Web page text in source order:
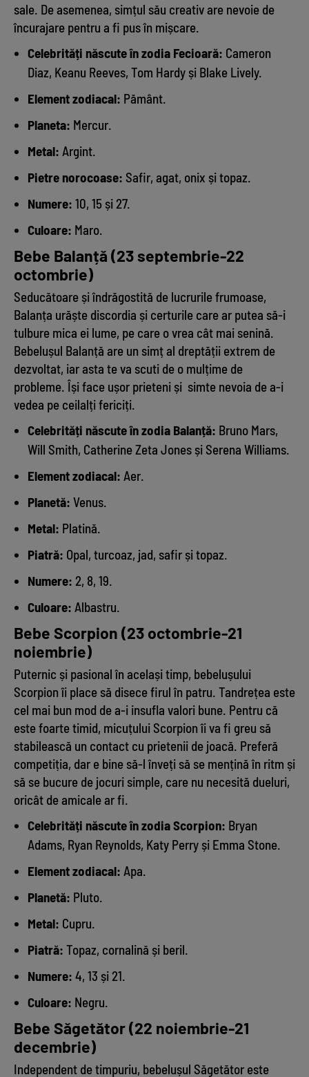
sale. De asemenea, simțul său creativ are nevoie de
încurajare pentru a fi pus în mișcare.
Celebrități născute în zodia Fecioară: Cameron
Diaz, Keanu Reeves, Tom Hardy și Blake Lively.
Element zodiacal: Pământ.
Planeta: Mercur.
Metal: Argint.
Pietre norocoase: Safir, agat, onix și topaz.
Numere: 10, 15 și 27.
Culoare: Maro.
Bebe Balanță (23 septembrie-22
octombrie)
Seducătoare și îndrăgostită de lucrurile frumoase,
Balanța urăște discordia și certurile care ar putea să-i
tulbure mica ei lume, pe care o vrea cât mai senină.
Bebelușul Balanță are un simț al dreptății extrem de
dezvoltat, iar asta te va scuti de o mulțime de
probleme. Își face ușor prieteni și simte nevoia de a-i
vedea pe ceilalți fericiți.
Celebrități născute în zodia Balanță: Bruno Mars,
Will Smith, Catherine Zeta Jones și Serena Williams.
Element zodiacal: Aer.
Planetă: Venus.
Metal: Platină.
Piatră: Opal, turcoaz, jad, safir și topaz.
Numere: 2, 8, 19.
Culoare: Albastru.
Bebe Scorpion (23 octombrie-21
noiembrie)
Puternic și pasional în același timp, bebelușului
Scorpion îi place să disece firul în patru. Tandrețea este
cel mai bun mod de a-i insufla valori bune. Pentru că
este foarte timid, micuțului Scorpion îi va fi greu să
stabilească un contact cu prietenii de joacă. Preferă
competiția, dar e bine să-l înveți să se mențină în ritm și
să se bucure de jocuri simple, care nu necesită dueluri,
oricât de amicale ar fi.
Celebrități născute în zodia Scorpion: Bryan
Adams, Ryan Reynolds, Katy Perry și Emma Stone.
Element zodiacal: Apa.
Planetă: Pluto.
Metal: Cupru.
Piatră: Topaz, cornalină și beril.
Numere: 4, 13 și 21.
Culoare: Negru.
Bebe Săgetător (22 noiembrie-21
decembrie)
Independent de timpuriu, bebelușul Săgetător este